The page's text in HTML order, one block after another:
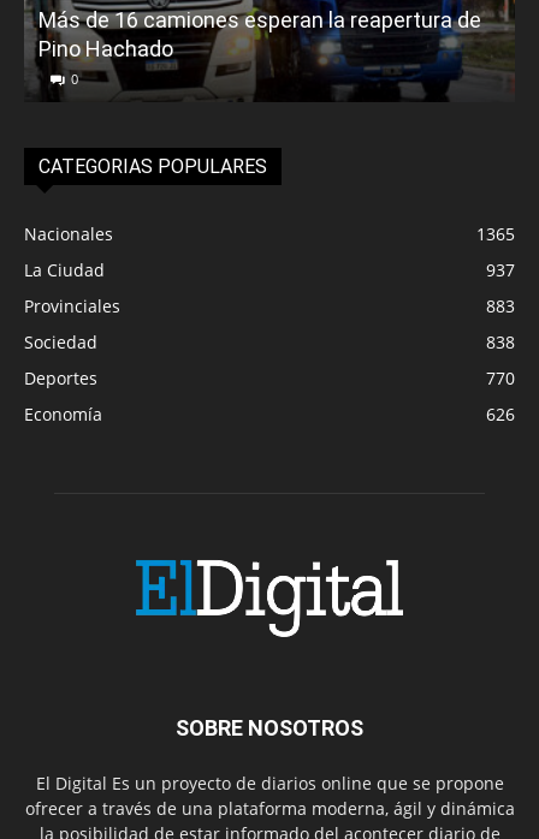
Más de 16 camiones esperan la reapertura de
Pino Hachado
0
CATEGORIAS POPULARES
Nacionales
1365
La Ciudad
937
Provinciales
883
Sociedad
838
Deportes
770
Economía
626
SOBRE NOSOTROS
El Digital Es un proyecto de diarios online que se propone
ofrecer a través de una plataforma moderna, ágil y dinámica
la posibilidad de estar informado del acontecer diario de